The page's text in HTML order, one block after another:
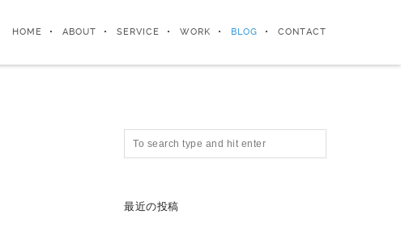
HOME ABOUT SERVICE WORK BLOG CONTACT
最近の投稿